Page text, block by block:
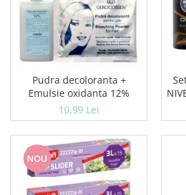
Pudra decoloranta +
Emulsie oxidanta 12%
10,99 Lei
NOU